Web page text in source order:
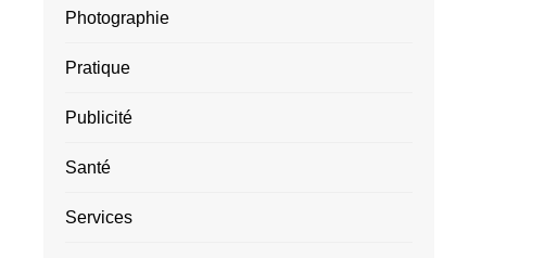
Photographie
Pratique
Publicité
Santé
Services